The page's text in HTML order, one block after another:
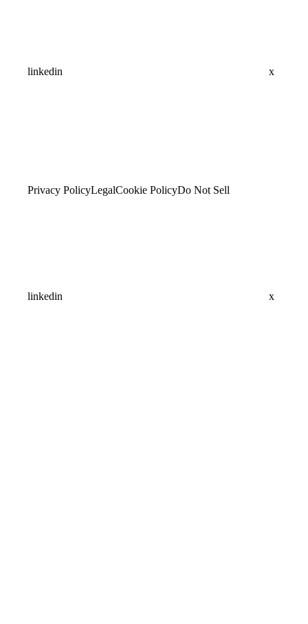
linkedin x
Privacy PolicyLegalCookie PolicyDo Not Sell
linkedin x